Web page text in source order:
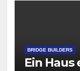
BRIDGE BUILDERS
Ein Haus